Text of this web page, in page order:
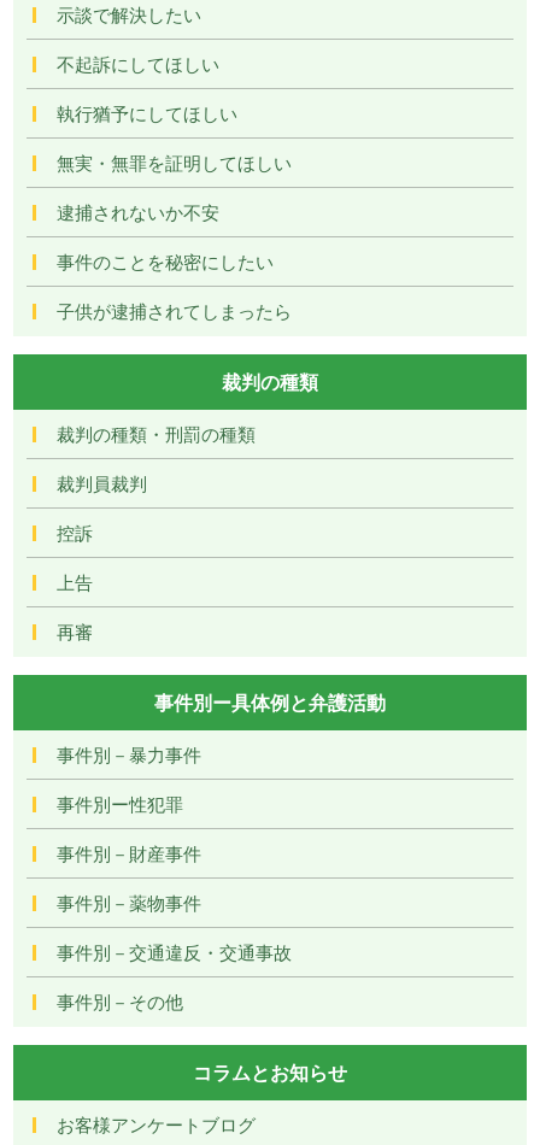
示談で解決したい
不起訴にしてほしい
執行猶予にしてほしい
無実・無罪を証明してほしい
逮捕されないか不安
事件のことを秘密にしたい
子供が逮捕されてしまったら
裁判の種類
裁判の種類・刑罰の種類
裁判員裁判
控訴
上告
再審
事件別ー具体例と弁護活動
事件別－暴力事件
事件別ー性犯罪
事件別－財産事件
事件別－薬物事件
事件別－交通違反・交通事故
事件別－その他
コラムとお知らせ
お客様アンケートブログ